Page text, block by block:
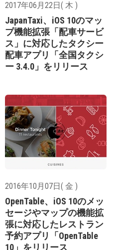
2017年06月22日( 木 )
JapanTaxi、iOS 10のマッ
プ機能拡張「配車サービ
ス」に対応したタクシー
配車アプリ「全国タクシ
ー 3.4.0」をリリース
2016年10月07日( 金 )
OpenTable、iOS 10のメッ
セージやマップの機能拡
張に対応したレストラン
予約アプリ「OpenTable
10」をリリース